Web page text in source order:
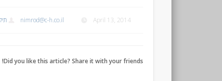
nimrod@c-h.co.il April 13, 2014
Did you like this article? Share it with your friends!